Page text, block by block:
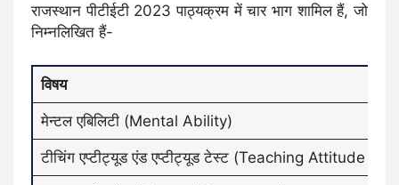
राजस्थान पीटीईटी 2023 पाठ्यक्रम में चार भाग शामिल हैं, जो
निम्नलिखित हैं-
विषय
मेन्टल एबिलिटी (Mental Ability)
टीचिंग एप्टीट्यूड एंड एप्टीट्यूड टेस्ट (Teaching Attitude &